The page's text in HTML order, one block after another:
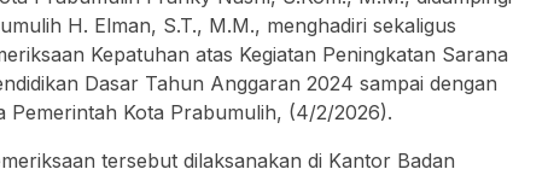
H. Elman, S.T., M.M., menghadiri sekaligus
Kepatuhan atas Kegiatan Peningkatan Sarana
Dasar Tahun Anggaran 2024 sampai dengan
Pemerintah Kota Prabumulih, (4/2/2026).
tersebut dilaksanakan di Kantor Badan